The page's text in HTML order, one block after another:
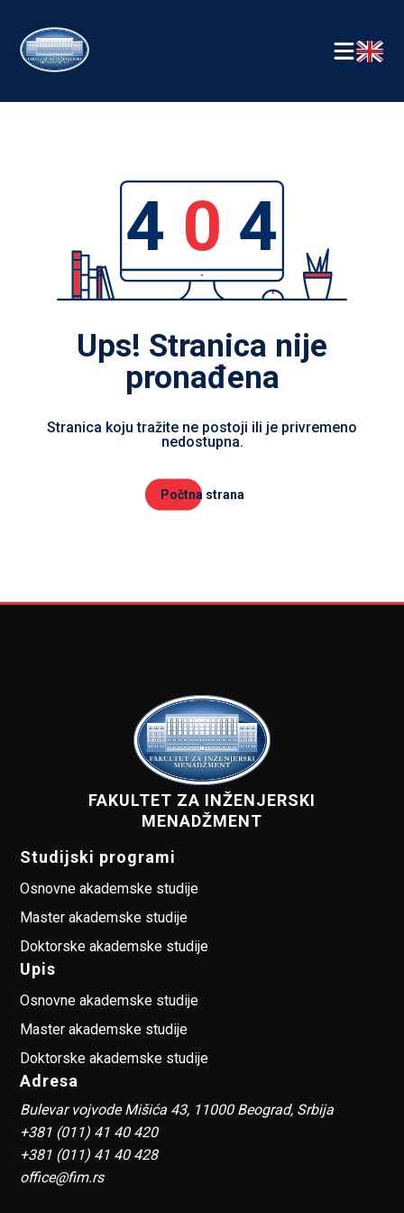
4 0 4
Ups! Stranica nije
pronađena
Stranica koju tražite ne postoji ili je privremeno
nedostupna.
Počtna strana
FAKULTET ZA INŽENJERSKI
MENADŽMENT
Studijski programi
Osnovne akademske studije
Master akademske studije
Doktorske akademske studije
Upis
Osnovne akademske studije
Master akademske studije
Doktorske akademske studije
Adresa
Bulevar vojvode Mišića 43, 11000 Beograd, Srbija
+381 (011) 41 40 420
+381 (011) 41 40 428
office@fim.rs